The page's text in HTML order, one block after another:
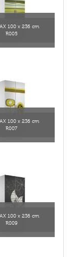
100 x 236 cm
R005
100 x 236 cm
R007
100 x 236 cm
R009